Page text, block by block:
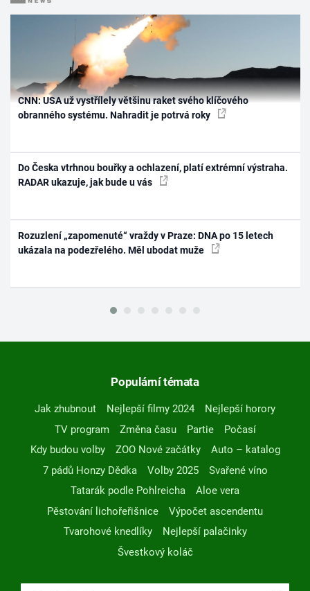
CNN: USA už vystřílely většinu raket svého klíčového
obranného systému. Nahradit je potrvá roky
Do Česka vtrhnou bouřky a ochlazení, platí extrémní výstraha.
RADAR ukazuje, jak bude u vás
Rozuzlení „zapomenuté“ vraždy v Praze: DNA po 15 letech
ukázala na podezřelého. Měl ubodat muže
Populární témata
Jak zhubnout Nejlepší filmy 2024
Nejlepší horory
TV program
Změna času Partie
Počasí
Kdy budou volby
ZOO Nové začátky
Auto – katalog
7 pádů Honzy Dědka
Volby 2025
Svařené víno
Tatarák podle Pohlreicha
Aloe vera
Pěstování lichořeřišnice
Výpočet ascendentu
Tvarohové knedlíky
Nejlepší palačinky
Švestkový koláč